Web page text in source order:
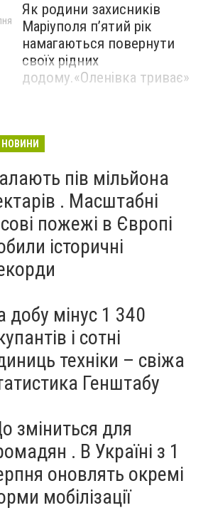
Як родини захисників
Маріуполя пʼятий рік
намагаються повернути
своїх рідних
додому.«Оленівка триває»
пів мільйона
. Масштабні
пожежі в Європі
історичні
добу мінус 1 340
і сотні
техніки – свіжа
Генштабу
зміниться для
. В Україні з 1
оновлять окремі
мобілізації